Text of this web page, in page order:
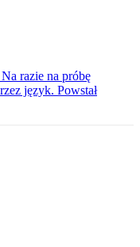
razie na próbę
język. Powstał